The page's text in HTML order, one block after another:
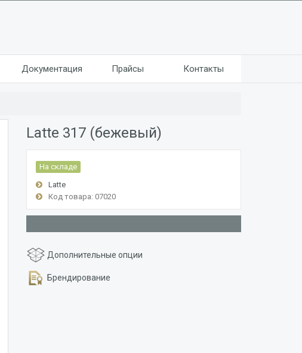
Документация Прайсы Контакты
Latte 317 (бежевый)
На складе
Latte
Код товара: 07020
Дополнительные опции
Брендирование